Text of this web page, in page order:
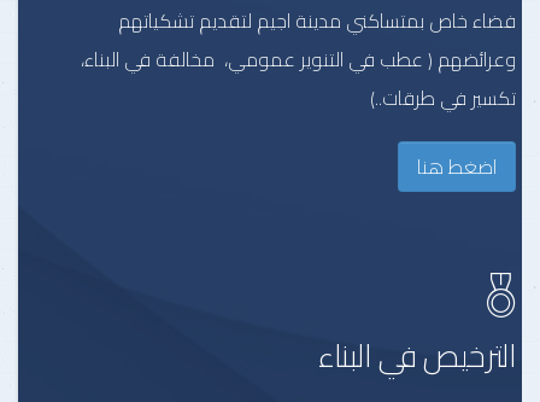
فضاء خاص بمتساكني مدينة اجيم لتقديم تشكياتهم
وعرائضهم ( عطب في التنوير عمومي، مخالفة في البناء،
تكسير في طرقات..)
اضغط هنا
الترخيص في البناء